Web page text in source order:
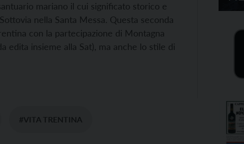
mariano il cui significato storico e
nella Santa Messa. Questa seconda
con la partecipazione di Montagna
edita insieme alla Sat), ma anche lo stile di
#VITA TRENTINA